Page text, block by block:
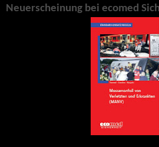
Neuerscheinung bei ecomed